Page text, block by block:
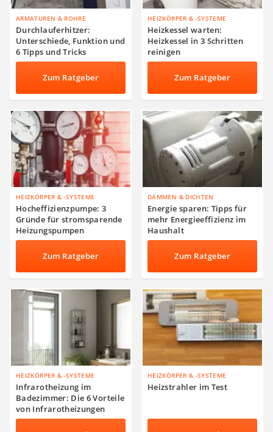
ARMATUREN & ROHRE
Durchlauferhitzer:
Unterschiede, Funktion und
6 Tipps und Tricks
Zum Ratgeber
HEIZKÖRPER & -SYSTEME
Heizkessel warten:
Heizkessel in 3 Schritten
reinigen
Zum Ratgeber
HEIZKÖRPER & -SYSTEME
Hocheffizienzpumpe: 3
Gründe für stromsparende
Heizungspumpen
Zum Ratgeber
DÄMMEN & DICHTEN
Energie sparen: Tipps für
mehr Energieeffizienz im
Haushalt
Zum Ratgeber
HEIZKÖRPER & -SYSTEME
Infrarotheizung im
Badezimmer: Die 6 Vorteile
von Infrarotheizungen
HEIZKÖRPER & -SYSTEME
Heizstrahler im Test